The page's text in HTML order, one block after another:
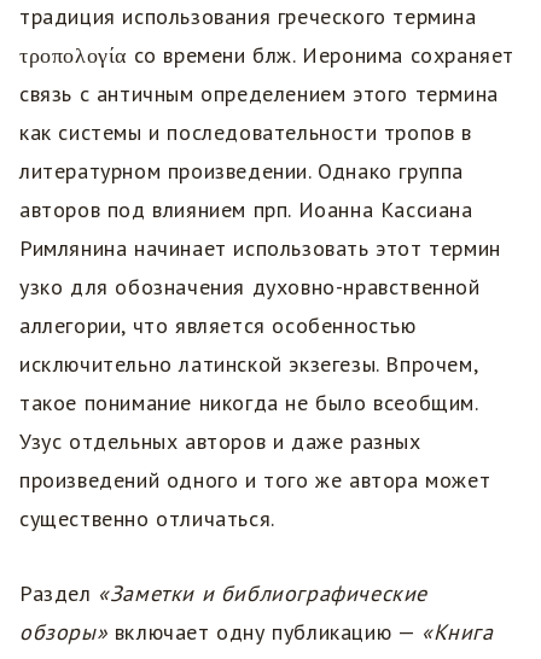
традиция использования греческого термина
τροπολογία со времени блж. Иеронима сохраняет
связь с античным определением этого термина
как системы и последовательности тропов в
литературном произведении. Однако группа
авторов под влиянием прп. Иоанна Кассиана
Римлянина начинает использовать этот термин
узко для обозначения духовно-нравственной
аллегории, что является особенностью
исключительно латинской экзегезы. Впрочем,
такое понимание никогда не было всеобщим.
Узус отдельных авторов и даже разных
произведений одного и того же автора может
существенно отличаться.
Раздел «Заметки и библиографические
обзоры» включает одну публикацию — «Книга